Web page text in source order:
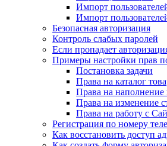
Импорт
Импорт
Безопасная авторизация
Контроль слабых паролей
Если пропадает
Примеры настройки прав
Постановка задачи
Права на каталог
Права на
Права на изменение
Права на работу с
Регистрация по номеру
Как восстановить доступ